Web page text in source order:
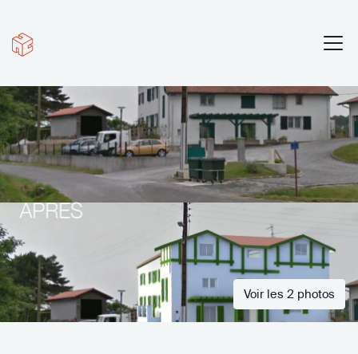
Voir les 2 photos